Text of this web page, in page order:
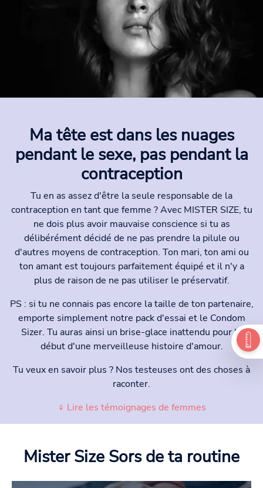
Ma tête est dans les nuages
pendant le sexe, pas pendant la
contraception
Tu en as assez d'être la seule responsable de la
contraception en tant que femme ? Avec MISTER SIZE, tu
ne dois plus avoir mauvaise conscience si tu as
délibérément décidé de ne pas prendre la pilule ou
d'autres moyens de contraception. Ton mari, ton ami ou
ton amant est toujours parfaitement équipé et il n'y a
plus de raison de ne pas utiliser le préservatif.
PS : si tu ne connais pas encore la taille de ton partenaire,
emporte simplement notre pack d'essai et le Condom
Sizer. Tu auras ainsi un brise-glace inattendu pour le
début d'une merveilleuse histoire d'amour.
Tu veux en savoir plus ? Nos testeuses ont des choses à
raconter.
♀ Lire les témoignages de femmes
Mister Size Sors de ta routine